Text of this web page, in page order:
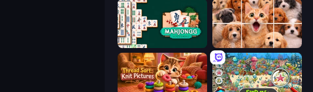
Mahjongg Solitaire Jigpic Solitaire